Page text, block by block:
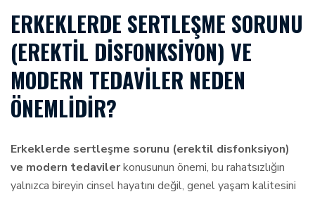
ERKEKLERDE SERTLEŞME SORUNU
(EREKTIL DISFONKSIYON) VE
MODERN TEDAVILER NEDEN
ÖNEMLIDIR?
Erkeklerde sertleşme sorunu (erektil disfonksiyon)
ve modern tedavilerkonusunun önemi, bu rahatsızlığın
yalnızca bireyin cinsel hayatını değil, genel yaşam kalitesini